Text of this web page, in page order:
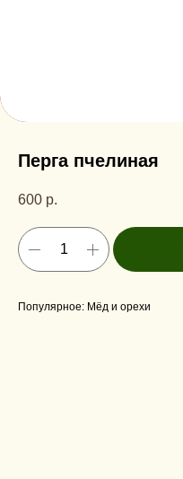
Перга пчелиная
600 р.
Популярное: Мёд и орехи